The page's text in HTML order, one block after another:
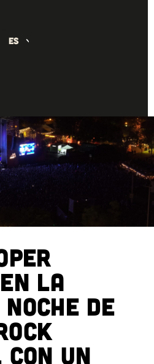
ES
la
de
un